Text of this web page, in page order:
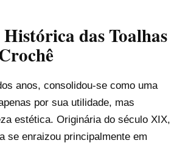
das Toalhas
anos, consolidou-se como uma
por sua utilidade, mas
estética. Originária do século XIX,
se enraizou principalmente em